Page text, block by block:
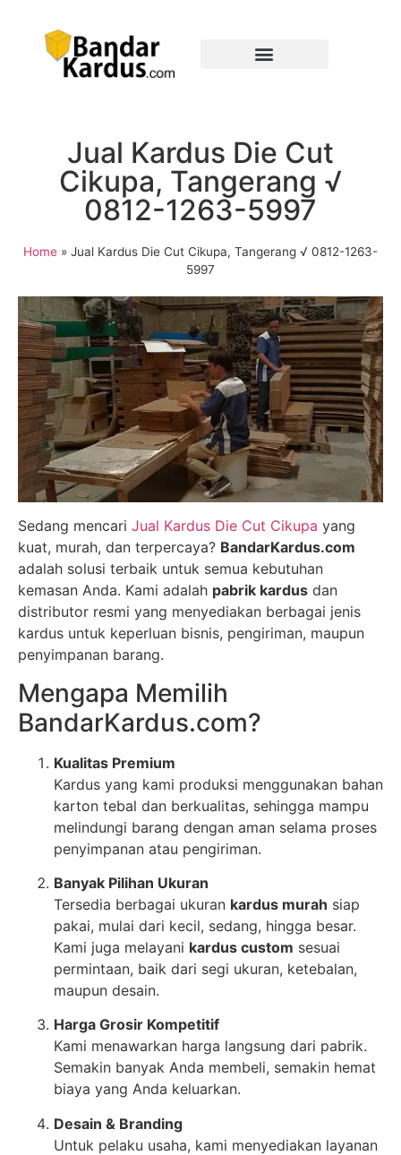
Jual Kardus Die Cut
Cikupa, Tangerang √
0812-1263-5997
Home » Jual Kardus Die Cut Cikupa, Tangerang √ 0812-1263-
5997
Sedang mencari Jual Kardus Die Cut Cikupa yang
kuat, murah, dan terpercaya? BandarKardus.com
adalah solusi terbaik untuk semua kebutuhan
kemasan Anda. Kami adalah pabrik kardus dan
distributor resmi yang menyediakan berbagai jenis
kardus untuk keperluan bisnis, pengiriman, maupun
penyimpanan barang.
Mengapa Memilih
BandarKardus.com?
Kualitas Premium
Kardus yang kami produksi menggunakan bahan
karton tebal dan berkualitas, sehingga mampu
melindungi barang dengan aman selama proses
penyimpanan atau pengiriman.
Banyak Pilihan Ukuran
Tersedia berbagai ukuran kardus murah siap
pakai, mulai dari kecil, sedang, hingga besar.
Kami juga melayani kardus custom sesuai
permintaan, baik dari segi ukuran, ketebalan,
maupun desain.
Harga Grosir Kompetitif
Kami menawarkan harga langsung dari pabrik.
Semakin banyak Anda membeli, semakin hemat
biaya yang Anda keluarkan.
Desain & Branding
Untuk pelaku usaha, kami menyediakan layanan